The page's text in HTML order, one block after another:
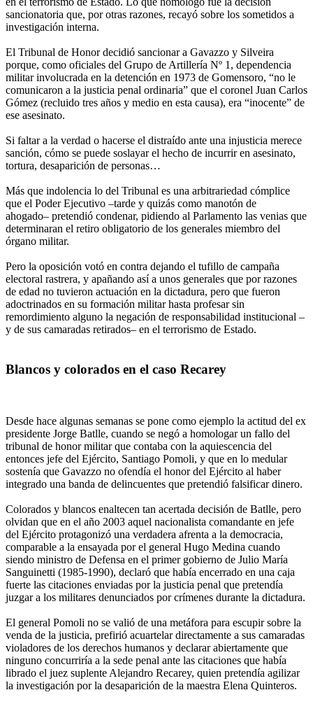
sancionatoria que, por otras razones, recayó sobre los sometidos a
investigación interna.
El Tribunal de Honor decidió sancionar a Gavazzo y Silveira
porque, como oficiales del Grupo de Artillería Nº 1, dependencia
militar involucrada en la detención en 1973 de Gomensoro, “no le
comunicaron a la justicia penal ordinaria” que el coronel Juan Carlos
Gómez (recluido tres años y medio en esta causa), era “inocente” de
ese asesinato.
Si faltar a la verdad o hacerse el distraído ante una injusticia merece
sanción, cómo se puede soslayar el hecho de incurrir en asesinato,
tortura, desaparición de personas…
Más que indolencia lo del Tribunal es una arbitrariedad cómplice
que el Poder Ejecutivo –tarde y quizás como manotón de
ahogado– pretendió condenar, pidiendo al Parlamento las venias que
determinaran el retiro obligatorio de los generales miembro del
órgano militar.
Pero la oposición votó en contra dejando el tufillo de campaña
electoral rastrera, y apañando así a unos generales que por razones
de edad no tuvieron actuación en la dictadura, pero que fueron
adoctrinados en su formación militar hasta profesar sin
remordimiento alguno la negación de responsabilidad institucional –
y de sus camaradas retirados– en el terrorismo de Estado.
Blancos y colorados en el caso Recarey
Desde hace algunas semanas se pone como ejemplo la actitud del ex
presidente Jorge Batlle, cuando se negó a homologar un fallo del
tribunal de honor militar que contaba con la aquiescencia del
entonces jefe del Ejército, Santiago Pomoli, y que en lo medular
sostenía que Gavazzo no ofendía el honor del Ejército al haber
integrado una banda de delincuentes que pretendió falsificar dinero.
Colorados y blancos enaltecen tan acertada decisión de Batlle, pero
olvidan que en el año 2003 aquel nacionalista comandante en jefe
del Ejército protagonizó una verdadera afrenta a la democracia,
comparable a la ensayada por el general Hugo Medina cuando
siendo ministro de Defensa en el primer gobierno de Julio María
Sanguinetti (1985-1990), declaró que había encerrado en una caja
fuerte las citaciones enviadas por la justicia penal que pretendía
juzgar a los militares denunciados por crímenes durante la dictadura.
El general Pomoli no se valió de una metáfora para escupir sobre la
venda de la justicia, prefirió acuartelar directamente a sus camaradas
violadores de los derechos humanos y declarar abiertamente que
ninguno concurriría a la sede penal ante las citaciones que había
librado el juez suplente Alejandro Recarey, quien pretendía agilizar
la investigación por la desaparición de la maestra Elena Quinteros.